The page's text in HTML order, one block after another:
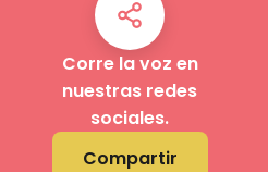
Corre la voz en
nuestras redes
sociales.
Compartir